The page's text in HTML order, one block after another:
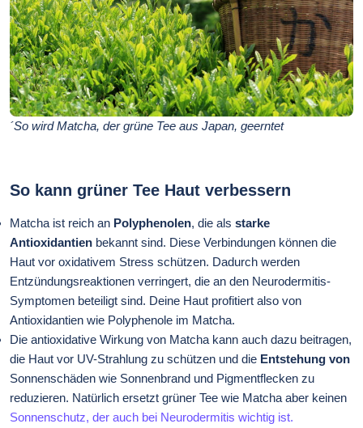
´So wird Matcha, der grüne Tee aus Japan, geerntet
So kann grüner Tee Haut verbessern
Matcha ist reich an Polyphenolen, die als starke
Antioxidantien bekannt sind. Diese Verbindungen können die
Haut vor oxidativem Stress schützen. Dadurch werden
Entzündungsreaktionen verringert, die an den Neurodermitis-
Symptomen beteiligt sind. Deine Haut profitiert also von
Antioxidantien wie Polyphenole im Matcha.
Die antioxidative Wirkung von Matcha kann auch dazu beitragen,
die Haut vor UV-Strahlung zu schützen und die Entstehung von
Sonnenschäden wie Sonnenbrand und Pigmentflecken zu
reduzieren. Natürlich ersetzt grüner Tee wie Matcha aber keinen
Sonnenschutz, der auch bei Neurodermitis wichtig ist.